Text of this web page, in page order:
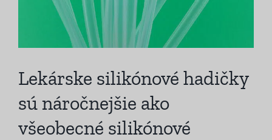
Lekárske silikónové hadičky
sú náročnejšie ako
všeobecné silikónové